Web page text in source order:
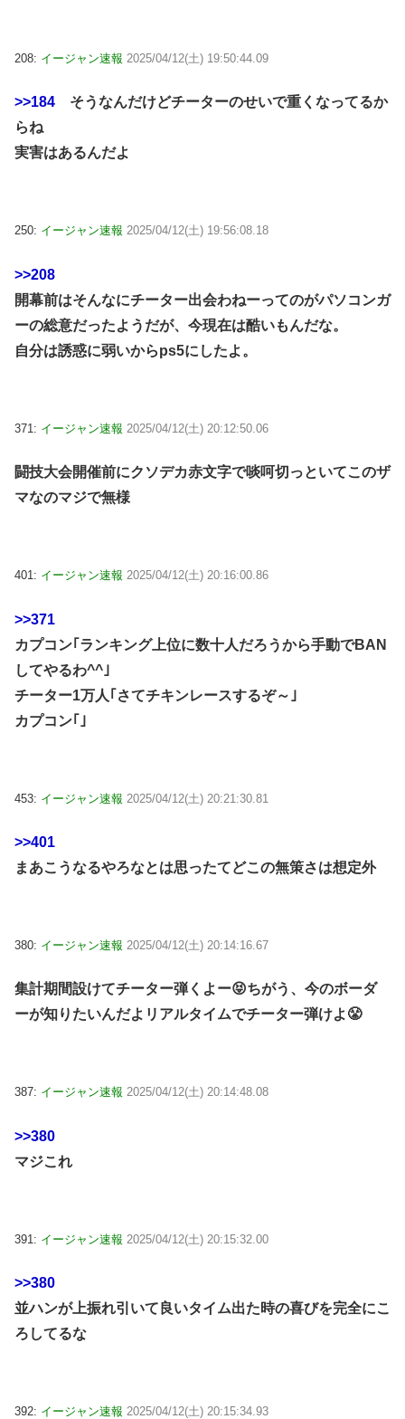
208: イージャン速報 2025/04/12(土) 19:50:44.09
>>184 そうなんだけどチーターのせいで重くなってるか
らね
実害はあるんだよ
250: イージャン速報 2025/04/12(土) 19:56:08.18
>>208
開幕前はそんなにチーター出会わねーってのがパソコンガ
ーの総意だったようだが、今現在は酷いもんだな。
自分は誘惑に弱いからps5にしたよ。
371: イージャン速報 2025/04/12(土) 20:12:50.06
闘技大会開催前にクソデカ赤文字で啖呵切っといてこのザ
マなのマジで無様
401: イージャン速報 2025/04/12(土) 20:16:00.86
>>371
カプコン｢ランキング上位に数十人だろうから手動でBAN
してやるわ^^｣
チーター1万人｢さてチキンレースするぞ～｣
カプコン｢｣
453: イージャン速報 2025/04/12(土) 20:21:30.81
>>401
まあこうなるやろなとは思ったてどこの無策さは想定外
380: イージャン速報 2025/04/12(土) 20:14:16.67
集計期間設けてチーター弾くよー😝ちがう、今のボーダ
ーが知りたいんだよリアルタイムでチーター弾けよ😤
387: イージャン速報 2025/04/12(土) 20:14:48.08
>>380
マジこれ
391: イージャン速報 2025/04/12(土) 20:15:32.00
>>380
並ハンが上振れ引いて良いタイム出た時の喜びを完全にこ
ろしてるな
392: イージャン速報 2025/04/12(土) 20:15:34.93